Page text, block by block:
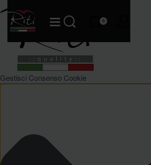
Gestisci Consenso Cookie
0